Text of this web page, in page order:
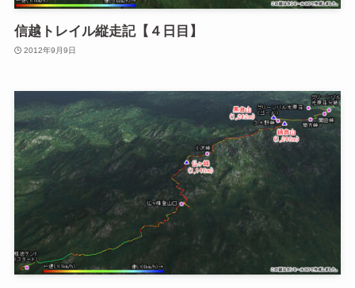
信越トレイル縦走記【４日目】
2012年9月9日